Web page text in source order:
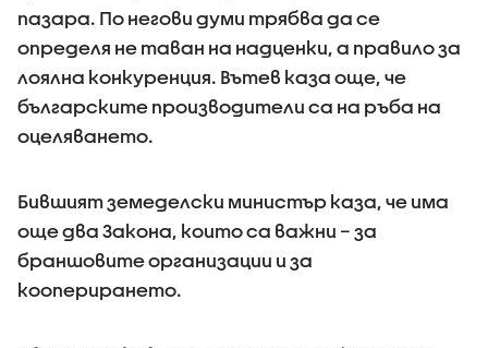
пазара. По негови думи трябва да се
определя не таван на надценки, а правило за
лоялна конкуренция. Вътев каза още, че
българските производители са на ръба на
оцеляването.
Бившият земеделски министър каза, че има
още два Закона, които са важни – за
браншовите организации и за
кооперирането.